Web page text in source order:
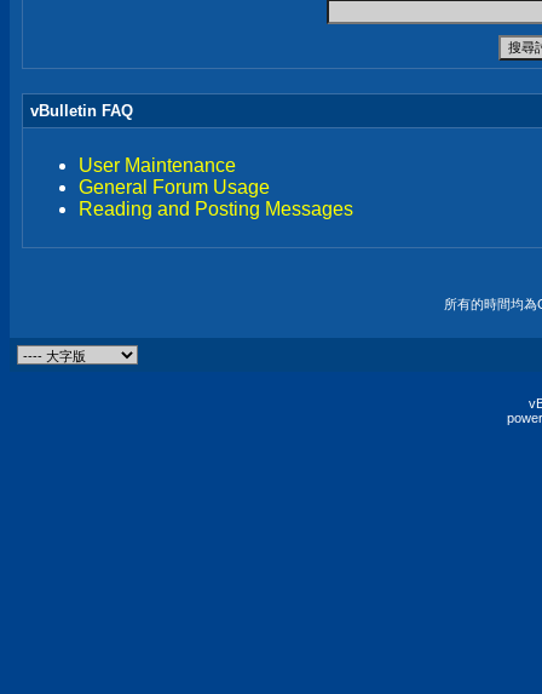
vBulletin FAQ
User Maintenance
General Forum Usage
Reading and Posting Messages
所有的時間均為